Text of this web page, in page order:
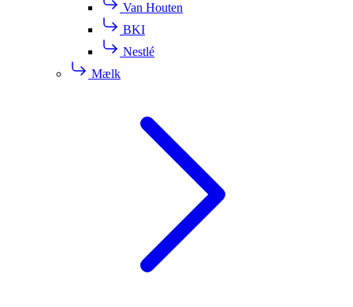
Van Houten
BKI
Nestlé
Mælk